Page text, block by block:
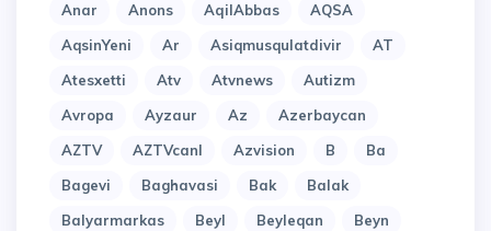
Anar
Anons AqilAbbas
AQSA
AqsinYeni
Ar Asiqmusqulatdivir
AT
Atesxetti
Atv Atvnews
Autizm
Avropa
Ayzaur Az
Azerbaycan
AZTV
AZTVcanl Azvision B
Ba
Bagevi
Baghavasi Bak
Balak
Balyarmarkas
Beyl Beyleqan
Beyn